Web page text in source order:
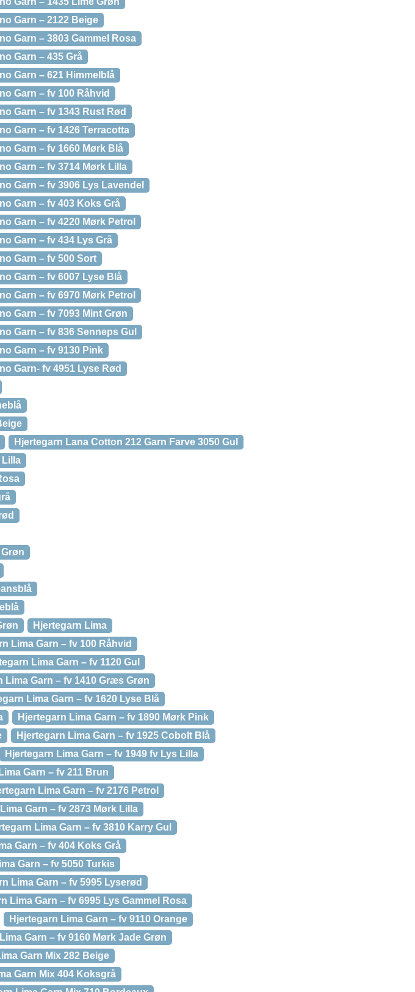
Garn – 2122 Beige
Garn – 3803 Gammel Rosa
Garn – 435 Grå
Garn – 621 Himmelblå
Garn – fv 100 Råhvid
Garn – fv 1343 Rust Rød
Garn – fv 1426 Terracotta
Garn – fv 1660 Mørk Blå
Garn – fv 3714 Mørk Lilla
Garn – fv 3906 Lys Lavendel
Garn – fv 403 Koks Grå
Garn – fv 4220 Mørk Petrol
Garn – fv 434 Lys Grå
Garn – fv 500 Sort
Garn – fv 6007 Lyse Blå
Garn – fv 6970 Mørk Petrol
Garn – fv 7093 Mint Grøn
Garn – fv 836 Senneps Gul
Garn – fv 9130 Pink
Garn- fv 4951 Lyse Rød
Hjertegarn Lana Cotton 212 Garn Farve 3050 Gul
Lilla
Hjertegarn Lima
Lima Garn – fv 100 Råhvid
Lima Garn – fv 1120 Gul
Lima Garn – fv 1410 Græs Grøn
Lima Garn – fv 1620 Lyse Blå
Hjertegarn Lima Garn – fv 1890 Mørk Pink
Hjertegarn Lima Garn – fv 1925 Cobolt Blå
Hjertegarn Lima Garn – fv 1949 fv Lys Lilla
Garn – fv 211 Brun
Lima Garn – fv 2176 Petrol
Garn – fv 2873 Mørk Lilla
Lima Garn – fv 3810 Karry Gul
Garn – fv 404 Koks Grå
Garn – fv 5050 Turkis
Lima Garn – fv 5995 Lyserød
Lima Garn – fv 6995 Lys Gammel Rosa
Hjertegarn Lima Garn – fv 9110 Orange
Garn – fv 9160 Mørk Jade Grøn
Garn Mix 282 Beige
Garn Mix 404 Koksgrå